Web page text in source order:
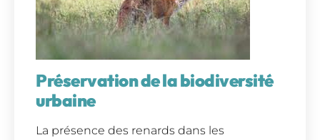
Préservation de la biodiversité
urbaine
La présence des renards dans les